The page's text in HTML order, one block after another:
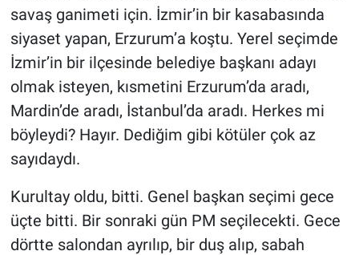
savaş ganimeti için. İzmir’in bir kasabasında
siyaset yapan, Erzurum’a koştu. Yerel seçimde
İzmir’in bir ilçesinde belediye başkanı adayı
olmak isteyen, kısmetini Erzurum’da aradı,
Mardin’de aradı, İstanbul’da aradı. Herkes mi
böyleydi? Hayır. Dediğim gibi kötüler çok az
sayıdaydı.
Kurultay oldu, bitti. Genel başkan seçimi gece
üçte bitti. Bir sonraki gün PM seçilecekti. Gece
dörtte salondan ayrılıp, bir duş alıp, sabah